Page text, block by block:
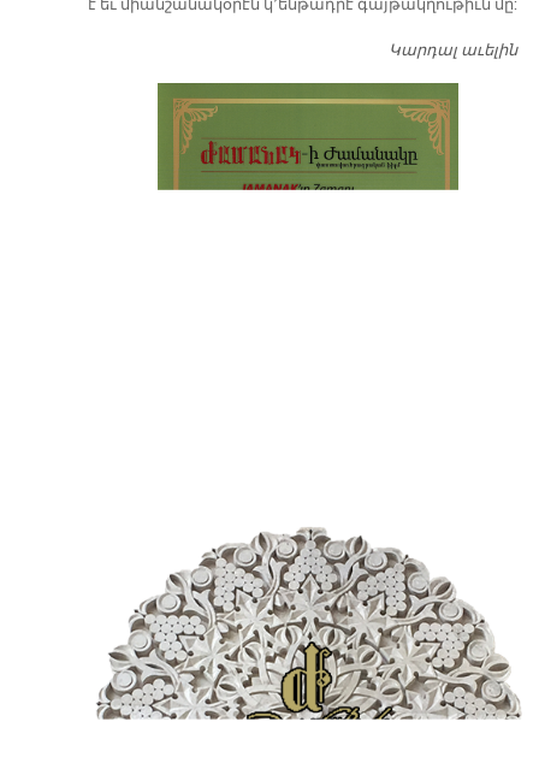
է եւ միանշանակօրէն կ՚ենթադրէ գայթակղութիւն մը:
Կարդալ աւելին